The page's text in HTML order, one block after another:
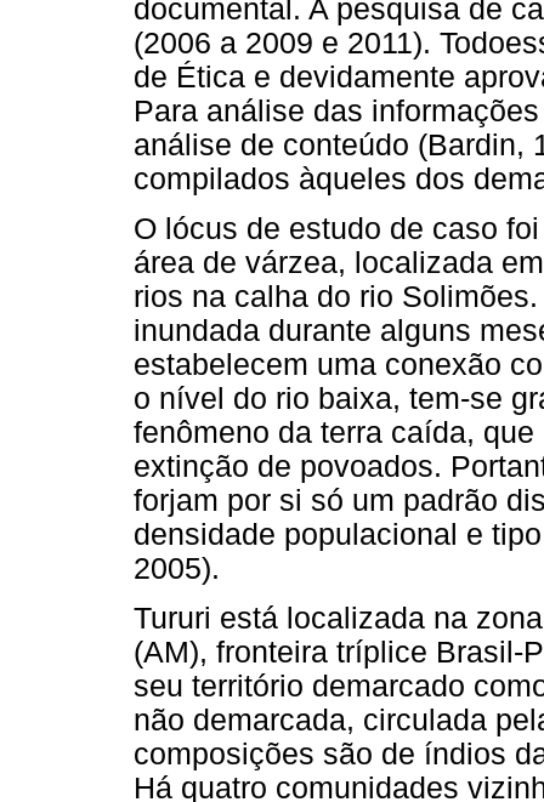
documental. A pesquisa de
(2006 a 2009 e 2011).
de Ética e devidamente
Para análise das
análise de conteúdo (Bardin,
compilados àqueles dos
O lócus de estudo de caso
área de várzea, localizada
rios na calha do rio
inundada durante alguns
estabelecem uma conexão
o nível do rio baixa, tem-se
fenômeno da terra caída,
extinção de povoados.
forjam por si só um padrão
densidade populacional e
2005).
Tururi está localizada na
(AM), fronteira tríplice Brasil-
seu território demarcado
não demarcada, circulada
composições são de índios
Há quatro comunidades